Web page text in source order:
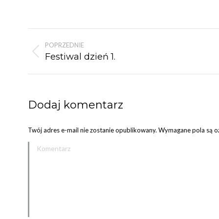
Nawigacja
albumu
POPRZEDNIE
Poprzedni
Festiwal dzień 1.
Dodaj komentarz
Twój adres e-mail nie zostanie opublikowany. Wymagane pola są
Komentarz